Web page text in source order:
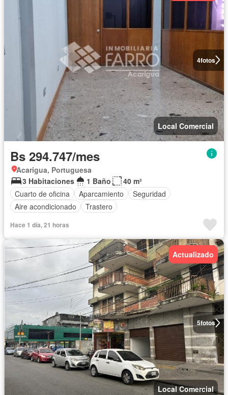
4fotos
Local Comercial
Bs 294.747/mes
Acarigua, Portuguesa
3 Habitaciones
1 Baño
40 m²
Cuarto de oficina
Aparcamiento
Seguridad
Aire acondicionado
Trastero
Hace 1 día, 21 horas
5fotos
Actualizado
Local Comercial